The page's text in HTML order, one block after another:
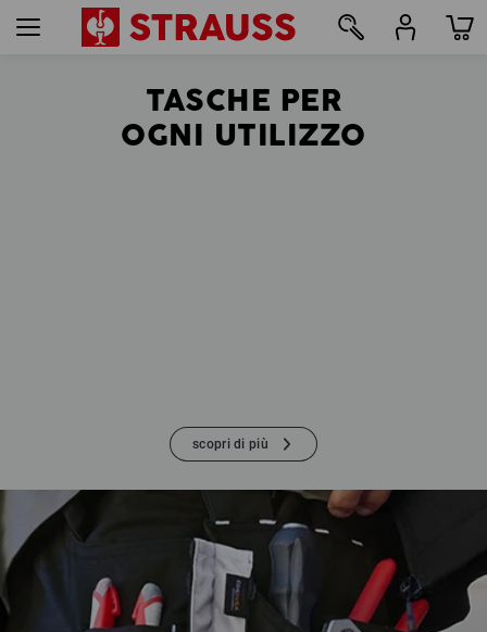
TASCHE PER
OGNI UTILIZZO
scopri di più
57